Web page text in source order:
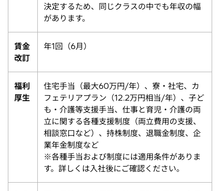
決定するため、同じクラスの中でも年収の幅
があります。
賃金
改訂
年1回（6月）
福利
厚生
住宅手当（最大60万円/年）、寮・社宅、カ
フェテリアプラン（12.2万円相当/年）、子ど
も・介護等支援手当、仕事と育児・介護の両
立に関する各種支援制度（両立費用の支援、
相談窓口など）、持株制度、退職金制度、企
業年金制度など
※各種手当および制度には適用条件がありま
す。詳しくは入社後にご確認ください。